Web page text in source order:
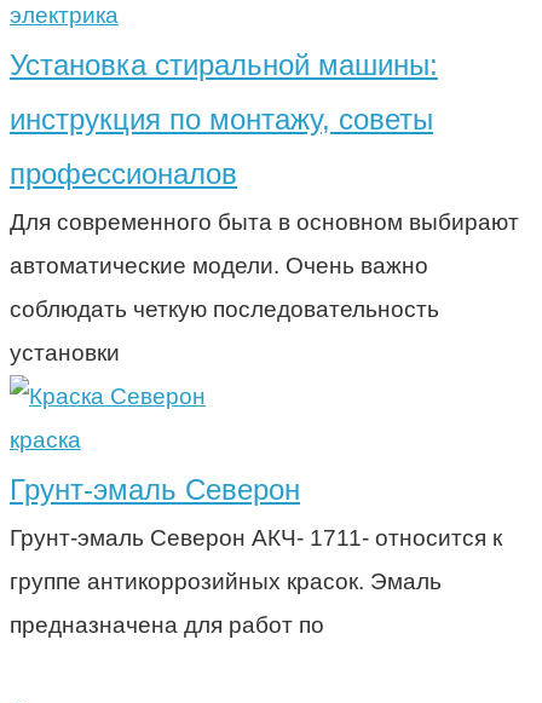
электрика
Установка стиральной машины:
инструкция по монтажу, советы
профессионалов
Для современного быта в основном выбирают
автоматические модели. Очень важно
соблюдать четкую последовательность
установки
краска
Грунт-эмаль Северон
Грунт-эмаль Северон АКЧ- 1711- относится к
группе антикоррозийных красок. Эмаль
предназначена для работ по